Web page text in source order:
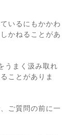
いるにもかかわ
かねることがあ
うまく汲み取れ
ことがありま
ご質問の前に一